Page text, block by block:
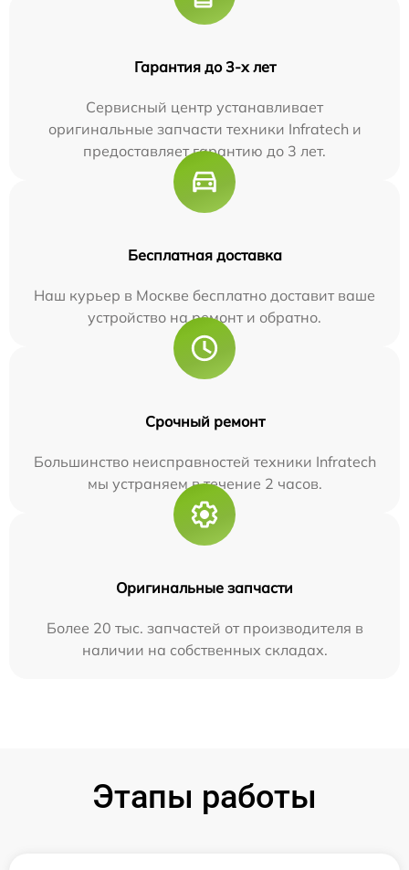
Гарантия до 3-х лет
Сервисный центр устанавливает
оригинальные запчасти техники Infratech и
предоставляет гарантию до 3 лет.
Бесплатная доставка
Наш курьер в Москве бесплатно доставит ваше
устройство на ремонт и обратно.
Срочный ремонт
Большинство неисправностей техники Infratech
мы устраняем в течение 2 часов.
Оригинальные запчасти
Более 20 тыс. запчастей от производителя в
наличии на собственных складах.
Этапы работы